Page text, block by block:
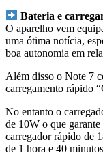
Bateria e
O aparelho vem
uma ótima notícia,
boa autonomia em
Além disso o Note 7
carregamento rápido
No entanto o
de 10W o que
carregador rápido de
de 1 hora e 40